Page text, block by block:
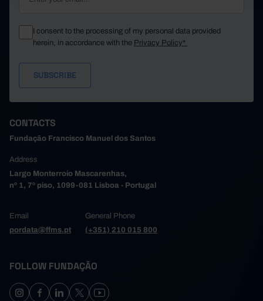
I consent to the processing of my personal data provided
herein, in accordance with the Privacy Policy*
CONTACTS
Fundação Francisco Manuel dos Santos
Address
Largo Monterroio Mascarenhas,
nº 1, 7º piso, 1099-081 Lisboa - Portugal
Email
pordata@ffms.pt
General Phone
(+351) 210 015 800
FOLLOW FUNDAÇÃO